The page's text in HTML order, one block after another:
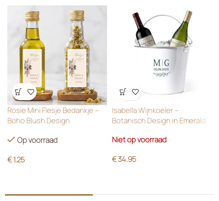
Wensenlijst
Rosie Mini Flesje Bedankje –
Boho Blush Design
Op voorraad
€1.25
Wensenlijst
Isabella Wijnkoeler –
Botanisch Design in Emerald
Niet op voorraad
€34.95